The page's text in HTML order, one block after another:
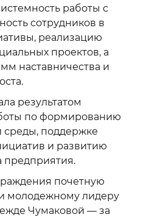
работы с
сотрудников в
реализацию
проектов, а
наставничества и
результатом
по формированию
среды, поддержке
и развитию
предприятия.
почетную
молодежному лидеру
Чумаковой — за